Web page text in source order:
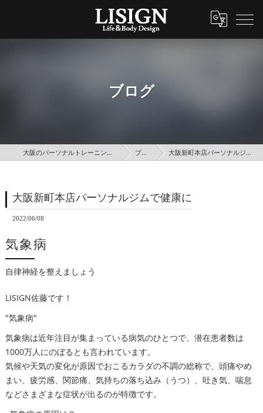
ブログ
大阪のパーソナルトレーニングはLISIGN ブログ 大阪新町本店パーソナルジムで健康に
大阪新町本店パーソナルジムで健康に
2022/06/08
自律神経を整えましょう
気象病
LISIGN佐藤です！
"気象病"
気象病は近年注目が集まっている病気のひとつで、潜在患者数は
1000万人にのぼるとも言われています。
気候や天気の変化が原因でおこるカラダの不調の総称で、頭痛やめ
まい、疲労感、関節痛、気持ちの落ち込み（うつ）、吐き気、喘息
などさまざまな症状が出るのが特徴です。